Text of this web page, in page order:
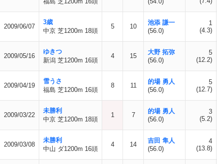
2009/06/07
3歳
中京 芝1200m 18頭
5 10
池添 謙一
(56.0)
1
(4.3)
2009/05/16
ゆきつ
新潟 芝1200m 16頭
4 15
大野 拓弥
(56.0)
5
(12.2)
2009/04/19
雪うさ
福島 芝1200m 16頭
8 11
的場 勇人
(56.0)
5
(12.7)
2009/03/22
未勝利
中京 芝1200m 18頭
1 7
的場 勇人
(56.0)
3
(5.2)
2009/03/08
未勝利
中山 ダ1200m 16頭
4 14
吉田 隼人
(56.0)
4
(13.8)